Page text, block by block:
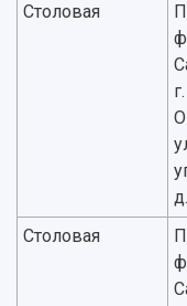
Столовая
Столовая